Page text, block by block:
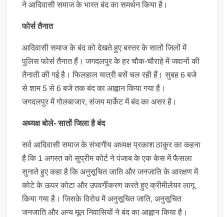
ने आदिवासी समाज के भारत बंद का समर्थन किया है।
फोर्स तैनात
आदिवासी समाज के बंद को देखते हुए बस्तर के सातों जिलों में
पुलिस फोर्स तैनात हैं। जगदलपुर के हर चौक-चौराहे में जवानों की
तैनाती की गई है। फिलहाल यात्री बसें चल रही हैं। सुबह 6 बजे
से शाम 5 से 6 बजे तक बंद का आह्वान किया गया है।
जगदलपुर में गोलबाजार, संजय मार्केट में बंद का असर है।
अध्यक्ष बोले- सातों जिला है बंद
सर्व आदिवासी समाज के संभागीय अध्यक्ष प्रकाश ठाकुर का कहना
है कि 1 अगस्त को सुप्रीम कोर्ट ने पंजाब के एक केस में फैसला
सुनाते हुए कहा है कि अनुसूचित जाति और जनजाति के आरक्षण में
कोटे के ऊपर कोटा और उपवर्गीकरण करते हुए क्रीमीलेयर लागू
किया गया है। जिसके विरोध में अनुसूचित जाति, अनुसूचित
जनजाति और अन्य मूल निवासियों ने बंद का आह्वान किया है।